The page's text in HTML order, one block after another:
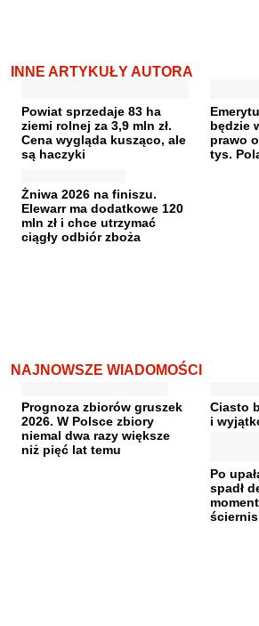
INNE ARTYKUŁY AUTORA
Powiat sprzedaje 83 ha
ziemi rolnej za 3,9 mln zł.
Cena wygląda kusząco, ale
są haczyki
będzie
prawo
tys.
Żniwa 2026 na finiszu.
Elewarr ma dodatkowe 120
mln zł i chce utrzymać
ciągły odbiór zboża
NAJNOWSZE WIADOMOŚCI
Prognoza zbiorów gruszek
2026. W Polsce zbiory
niemal dwa razy większe
niż pięć lat temu
Ciasto
i
Po
spadł